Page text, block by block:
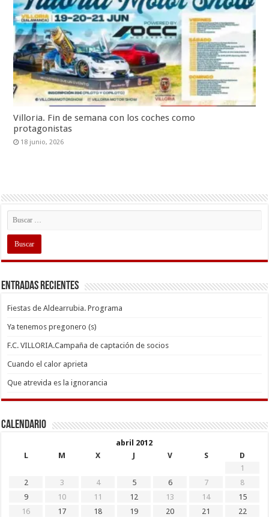
Villoria. Fin de semana con los coches como
protagonistas
18 junio, 2026
Entradas recientes
Fiestas de Aldearrubia. Programa
Ya tenemos pregonero (s)
F.C. VILLORIA.Campaña de captación de socios
Cuando el calor aprieta
Que atrevida es la ignorancia
Calendario
abril 2012
L
M X J V S
D
1
2
3 4 5 6 7
8
9
10 11 12 13 14
15
16
17 18 19 20 21
22